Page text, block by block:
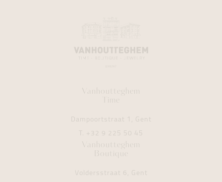
Vanhoutteghem
Time
Dampoortstraat 1, Gent
T. +32 9 225 50 45
Vanhoutteghem
Boutique
Voldersstraat 6, Gent